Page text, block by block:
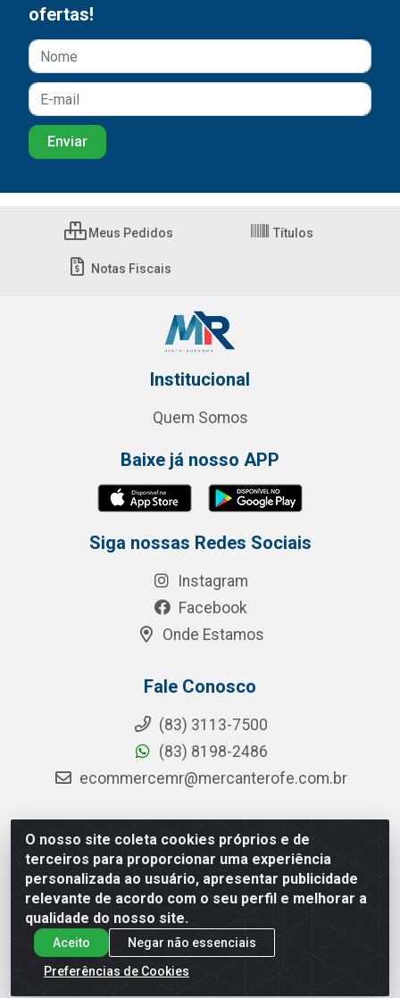
O nosso site coleta cookies próprios e de
terceiros para proporcionar uma experiência
personalizada ao usuário, apresentar publicidade
relevante de acordo com o seu perfil e melhorar a
qualidade do nosso site.
Aceito
Negar não essenciais
Preferências de Cookies
ofertas!
Meus Pedidos Títulos
Notas Fiscais
Institucional
Quem Somos
Baixe já nosso APP
Siga nossas Redes Sociais
Instagram
Facebook
Onde Estamos
Fale Conosco
(83) 3113-7500
(83) 8198-2486
ecommercemr@mercanterofe.com.br
MR Distribuidora - Rua Hortêncio Ribeiro de Luna, 3777 -
Distrito Industrial, João Pessoa/PB - CEP 58081-400 -
CNPJ 35.428.312/0001-85